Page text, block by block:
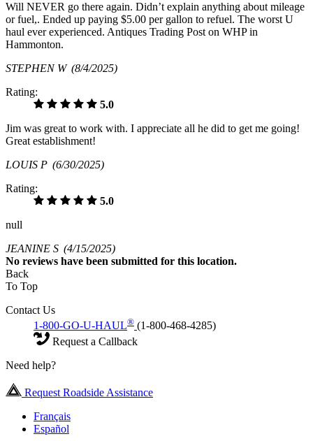
Will NEVER go there again. Didn’t explain anything about mileage
or fuel,. Ended up paying $5.00 per gallon to refuel. The worst U
haul ever experienced. Antiques Trading Post on WHP in
Hammonton.
STEPHEN W (8/4/2025)
Rating:
5.0
Jim was great to work with. I appreciate all he did to get me going!
Great establishment!
LOUIS P (6/30/2025)
Rating:
5.0
null
JEANINE S (4/15/2025)
No reviews have been submitted for this location.
Back
To Top
Contact Us
1-800-GO-U-HAUL® (1-800-468-4285)
Request a Callback
Need help?
Request Roadside Assistance
Français
Español